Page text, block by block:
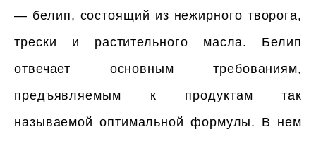
— белип, состоящий из нежирного творога,
трески и растительного масла. Белип
отвечает основным требованиям,
предъявляемым к продуктам так
называемой оптимальной формулы. В нем